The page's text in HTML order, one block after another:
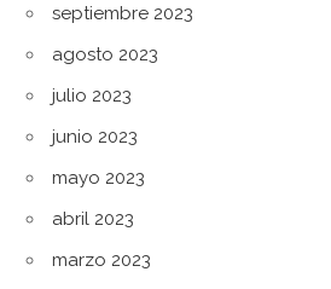
septiembre 2023
agosto 2023
julio 2023
junio 2023
mayo 2023
abril 2023
marzo 2023